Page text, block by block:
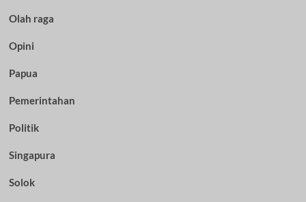
Olah raga
Opini
Papua
Pemerintahan
Politik
Singapura
Solok